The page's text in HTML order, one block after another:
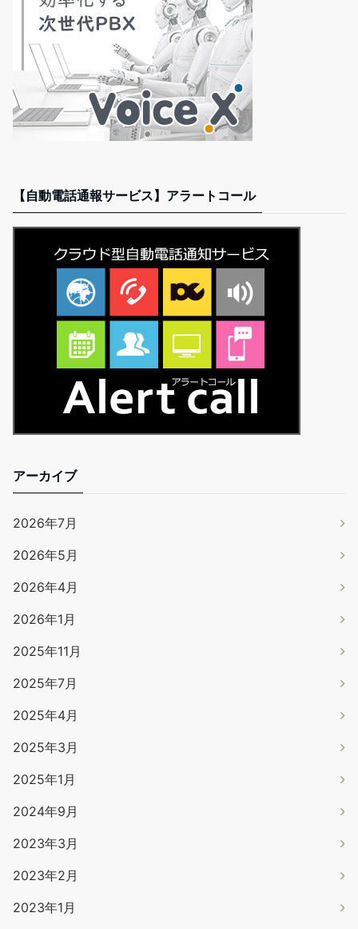
【自動電話通報サービス】アラートコール
アーカイブ
2026年7月
2026年5月
2026年4月
2026年1月
2025年11月
2025年7月
2025年4月
2025年3月
2025年1月
2024年9月
2023年3月
2023年2月
2023年1月